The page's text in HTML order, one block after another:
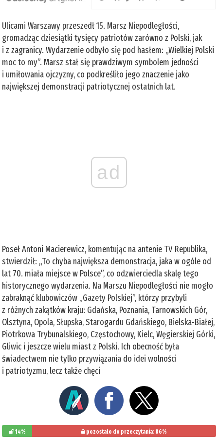
Ulicami Warszawy przeszedł 15. Marsz Niepodległości,
gromadząc dziesiątki tysięcy patriotów zarówno z Polski, jak
i z zagranicy. Wydarzenie odbyło się pod hasłem: „Wielkiej Polski
moc to my”. Marsz stał się prawdziwym symbolem jedności
i umiłowania ojczyzny, co podkreśliło jego znaczenie jako
największej demonstracji patriotycznej ostatnich lat.
ad
Poseł Antoni Macierewicz, komentując na antenie TV Republika,
stwierdził: „To chyba największa demonstracja, jaka w ogóle od
lat 70. miała miejsce w Polsce”, co odzwierciedla skalę tego
historycznego wydarzenia. Na Marszu Niepodległości nie mogło
zabraknąć klubowiczów „Gazety Polskiej”, którzy przybyli
z różnych zakątków kraju: Gdańska, Poznania, Tarnowskich Gór,
Olsztyna, Opola, Słupska, Starogardu Gdańskiego, Bielska-Białej,
Piotrkowa Trybunalskiego, Częstochowy, Kielc, Węgierskiej Górki,
Gliwic i jeszcze wielu miast z Polski. Ich obecność była
świadectwem nie tylko przywiązania do idei wolności
i patriotyzmu, lecz także chęci
14% pozostało do przeczytania: 86%